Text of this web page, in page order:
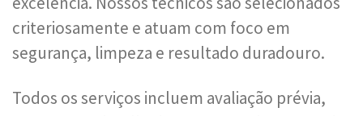
criteriosamente e atuam com foco em
segurança, limpeza e resultado duradouro.
Todos os serviços incluem avaliação prévia,